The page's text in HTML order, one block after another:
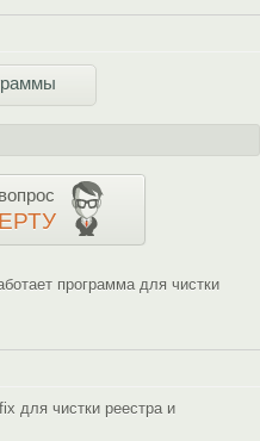
программа для чистки
для чистки реестра и